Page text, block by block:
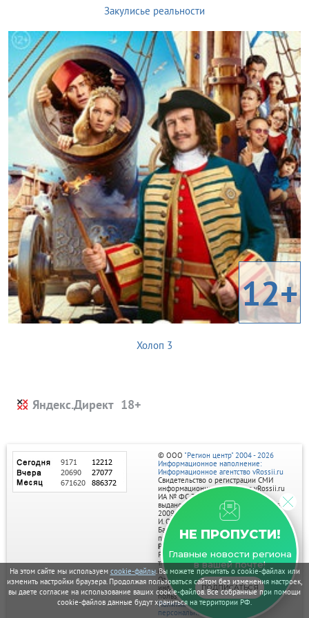
На этом сайте мы используем cookie-файлы. Вы можете прочитать о cookie-файлах или
изменить настройки браузера. Продолжая пользоваться сайтом без изменения настроек,
вы даете согласие на использование ваших cookie-файлов. Все собранные при помощи
cookie-файлов данные будут храниться на территории РФ.
Закулисье реальности
12+
Холоп 3
Яндекс.Директ
НЕ ПРОПУСТИ!
Главные новости региона
в вашей почте!
ПОДПИСАТЬСЯ
© ООО "Регион центр" 2004 - 2026
Информационное наполнение:
Информационное агентство vRossii.ru
Свидетельство о регистрации СМИ
информационного агентства vRossii.ru
ИА № ФС 77‑35502
выдано РОСКОМНАДЗОРом 04 марта
2009г.
И. О. Главного редактора Нарыков А. Н.
Баннеры на портале размещаются на
правах рекламы.
Реклама на портале:
Рекламное агентство "Умный маркетинг"
тел. 7-910-267-70-40,
email: umnyy.marketing@yandex.ru
Отдельные публикации могут содержать
информацию, не предназначенную для
пользователей до 18 лет.
Политика в отношении обработки
персональных данных